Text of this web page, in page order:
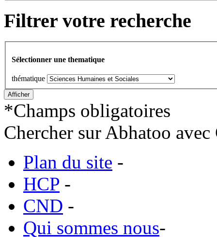
Filtrer votre recherche
Sélectionner une thematique
thématique
*Champs obligatoires
Chercher sur Abhatoo
Plan du site -
HCP -
CND -
Qui sommes nous-